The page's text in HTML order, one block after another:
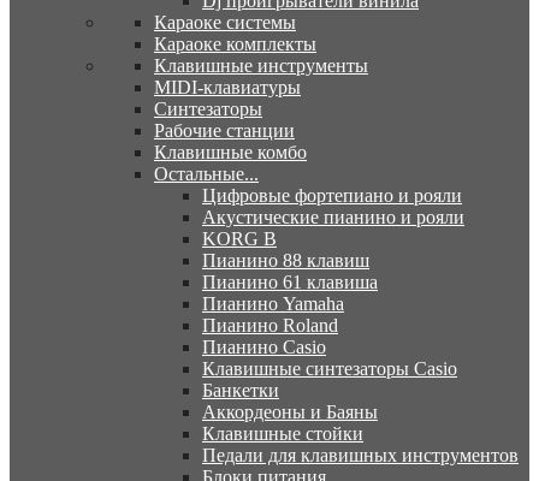
Караоке системы
Караоке комплекты
Клавишные инструменты
MIDI-клавиатуры
Синтезаторы
Рабочие станции
Клавишные комбо
Остальные...
Цифровые фортепиано и рояли
Акустические пианино и рояли
KORG B
Пианино 88 клавиш
Пианино 61 клавиша
Пианино Yamaha
Пианино Roland
Пианино Casio
Клавишные синтезаторы Casio
Банкетки
Аккордеоны и Баяны
Клавишные стойки
Педали для клавишных инструментов
Блоки питания